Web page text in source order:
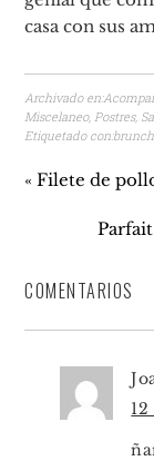
casa con sus
Archivado en:
Miscelaneo, Postres,
Etiquetado con:brunch
« Filete de
COMENTARIOS